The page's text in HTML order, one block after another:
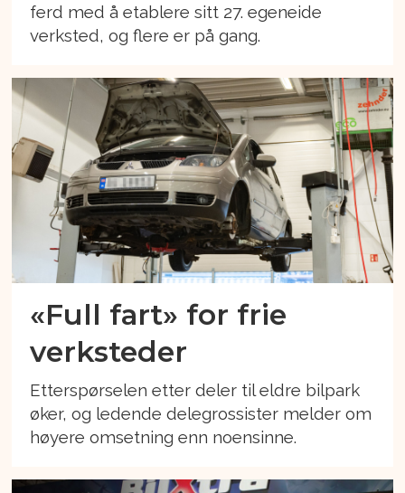
ferd med å etablere sitt 27. egeneide
verksted, og flere er på gang.
«Full fart» for frie
verksteder
Etterspørselen etter deler til eldre bilpark
øker, og ledende delegrossister melder om
høyere omsetning enn noensinne.